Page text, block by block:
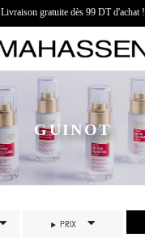
Livraison gratuite dès 99 DT d'achat !
GUINOT
PRIX